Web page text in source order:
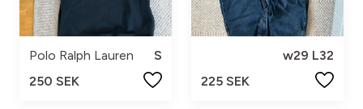
Polo Ralph Lauren
S
250 SEK
w29 L32
225 SEK